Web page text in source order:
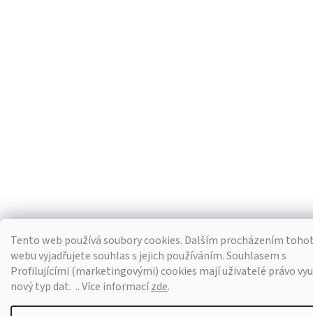
Tento web používá soubory cookies. Dalším procházením
webu vyjadřujete souhlas s jejich používáním. Souhlasem s
Profilujícími (marketingovými) cookies mají uživatelé právo
nový typ dat. .. Více informacízde.